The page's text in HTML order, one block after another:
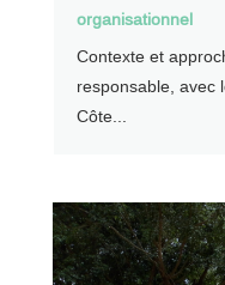
organisationnel
Contexte et
responsable, avec
Côte...